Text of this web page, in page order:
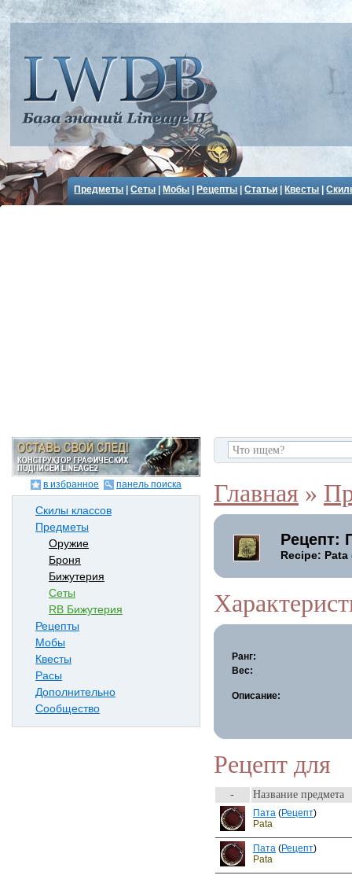
Предметы |Сеты Мобы Рецепты |Статьи Квесты |
в избранное панель поиска
Скилы классов
Предметы
Оружие
Броня
Бижутерия
Сеты
RB Бижутерия
Рецепты
Мобы
Квесты
Расы
Дополнительно
Сообщество
Главная »
Рецепт:
Recipe: Pata
Ранг:
Вес:
Описание:
Рецепт для
- Название предмета
Пата (Рецепт)
Pata
Пата (Рецепт)
Pata